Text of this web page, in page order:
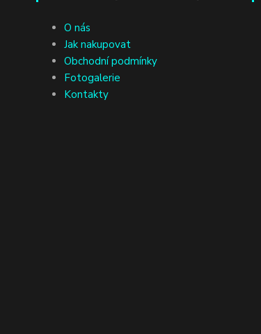
O nás
Jak nakupovat
Obchodní podmínky
Fotogalerie
Kontakty